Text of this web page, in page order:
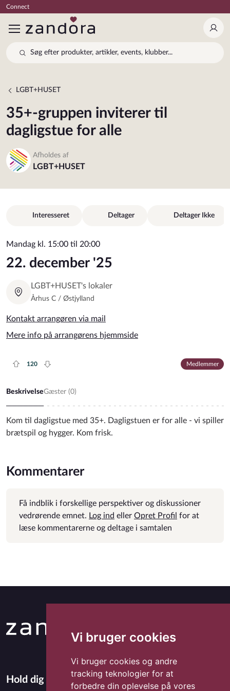
Vi bruger cookies
Vi bruger cookies og andre
tracking teknologier for at
forbedre din oplevelse på vores
Connect
Log
Søg efter produkter, artikler, events, klubber...
LGBT+HUSET
35+-gruppen inviterer til
dagligstue for alle
Afholdes af
LGBT+HUSET
Interesseret Deltager Deltager Ikke
Plus rate
120
Minus rate
Medlemmer
BeskrivelseGæster (0)
Kom til dagligstue med 35+. Dagligstuen er for alle - vi spiller
brætspil og hygger. Kom frisk.
Mandag kl. 15:00 til 20:00
22. december '25
LGBT+HUSET's lokaler
Århus C / Østjylland
Kontakt arrangøren via mail
Mere info på arrangørens hjemmside
Kommentarer
Få indblik i forskellige perspektiver og diskussioner
vedrørende emnet. Log ind eller Opret Profil for at
læse kommentarerne og deltage i samtalen
Hold dig opdateret med Zandora